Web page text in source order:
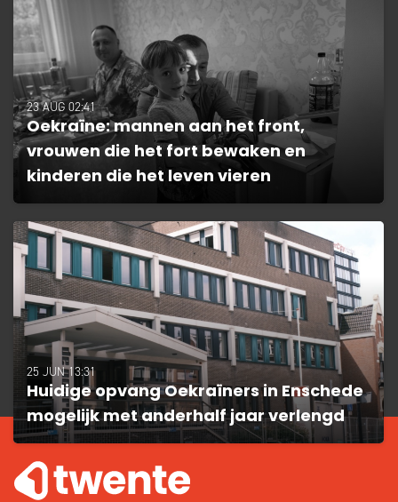
23 AUG 02:41
Oekraïne: mannen aan het front,
vrouwen die het fort bewaken en
kinderen die het leven vieren
25 JUN 13:31
Huidige opvang Oekraïners in Enschede
mogelijk met anderhalf jaar verlengd